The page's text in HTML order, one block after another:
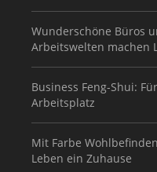
Wunderschöne Büros
Arbeitswelten machen
Business Feng-Shui:
Arbeitsplatz
Mit Farbe
Leben ein Zuhause